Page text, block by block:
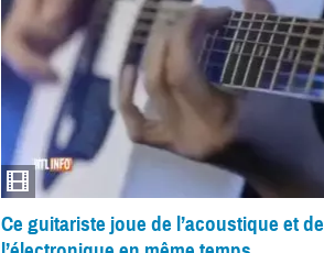
Ce guitariste joue de l’acoustique et de